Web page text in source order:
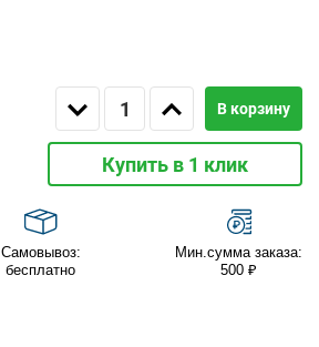
В корзину
Купить в 1 клик
Самовывоз:
бесплатно
Мин.сумма заказа:
500 ₽